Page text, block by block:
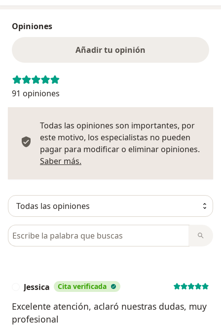
Opiniones
Añadir tu opinión
91 opiniones
Todas las opiniones son importantes, por
este motivo, los especialistas no pueden
pagar para modificar o eliminar opiniones.
Saber más.
Busca en opiniones
Jessica Cita verificada
Excelente atención, aclaró nuestras dudas, muy
profesional